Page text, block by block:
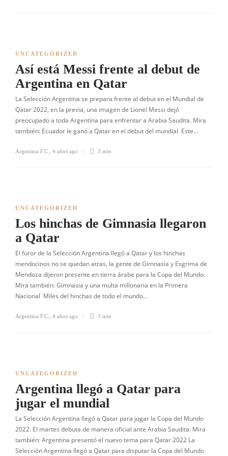
UNCATEGORIZED
Así está Messi frente al debut de
Argentina en Qatar
La Selección Argentina se prepara frente al debut en el Mundial de
Qatar 2022, en la previa, una imagen de Lionel Messi dejó
preocupado a toda Argentina para enfrentar a Arabia Saudita. Mira
también: Ecuador le ganó a Qatar en el debut del mundial Este…
Argentina F.C. 4 años ago 3 min
UNCATEGORIZED
Los hinchas de Gimnasia llegaron
a Qatar
El furor de la Selección Argentina llegó a Qatar y los hinchas
mendocinos no se quedan atras, la gente de Gimnasia y Esgrima de
Mendoza dijeron presente en tierra árabe para la Copa del Mundo.
Mira también: Gimnasia y una multa millonaria en la Primera
Nacional Miles del hinchas de todo el mundo…
Argentina F.C. 4 años ago 3 min
UNCATEGORIZED
Argentina llegó a Qatar para
jugar el mundial
La Selección Argentina llegó a Qatar para jugar la Copa del Mundo
2022. El martes debuta de manera oficial ante Arabia Saudita. Mira
también: Argentina presentó el nuevo tema para Qatar 2022 La
Selección Argentina llegó a Qatar para disputar la Copa del Mundo